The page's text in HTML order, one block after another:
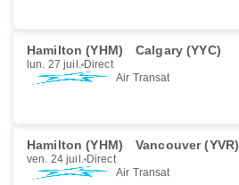
Hamilton (YHM) Calgary (YYC)
lun. 27 juil. Direct
Air Transat
Hamilton (YHM) Vancouver (YVR)
ven. 24 juil. Direct
Air Transat